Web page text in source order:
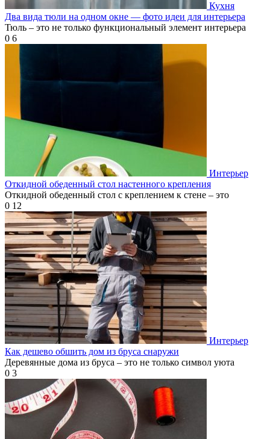
Кухня
Два вида тюли на одном окне — фото идеи для интерьера
Тюль – это не только функциональный элемент интерьера
0 6
Интерьер
Откидной обеденный стол настенного крепления
Откидной обеденный стол с креплением к стене – это
0 12
Интерьер
Как дешево обшить дом из бруса снаружи
Деревянные дома из бруса – это не только символ уюта
0 3